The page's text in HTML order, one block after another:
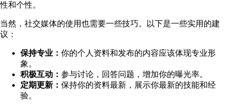
性和个性。
当然，社交媒体的使用也需要一些技巧。以下是一些实用的建
议：
保持专业： 你的个人资料和发布的内容应该体现专业形
象。
积极互动： 参与讨论，回答问题，增加你的曝光率。
定期更新： 保持你的资料最新，展示你最新的技能和经
验。